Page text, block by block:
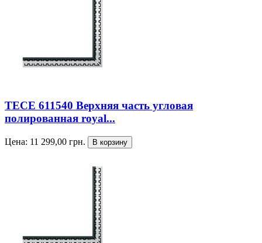
TECE 611540 Верхняя часть угловая
полированная royal...
Цена: 11 299,00 грн.